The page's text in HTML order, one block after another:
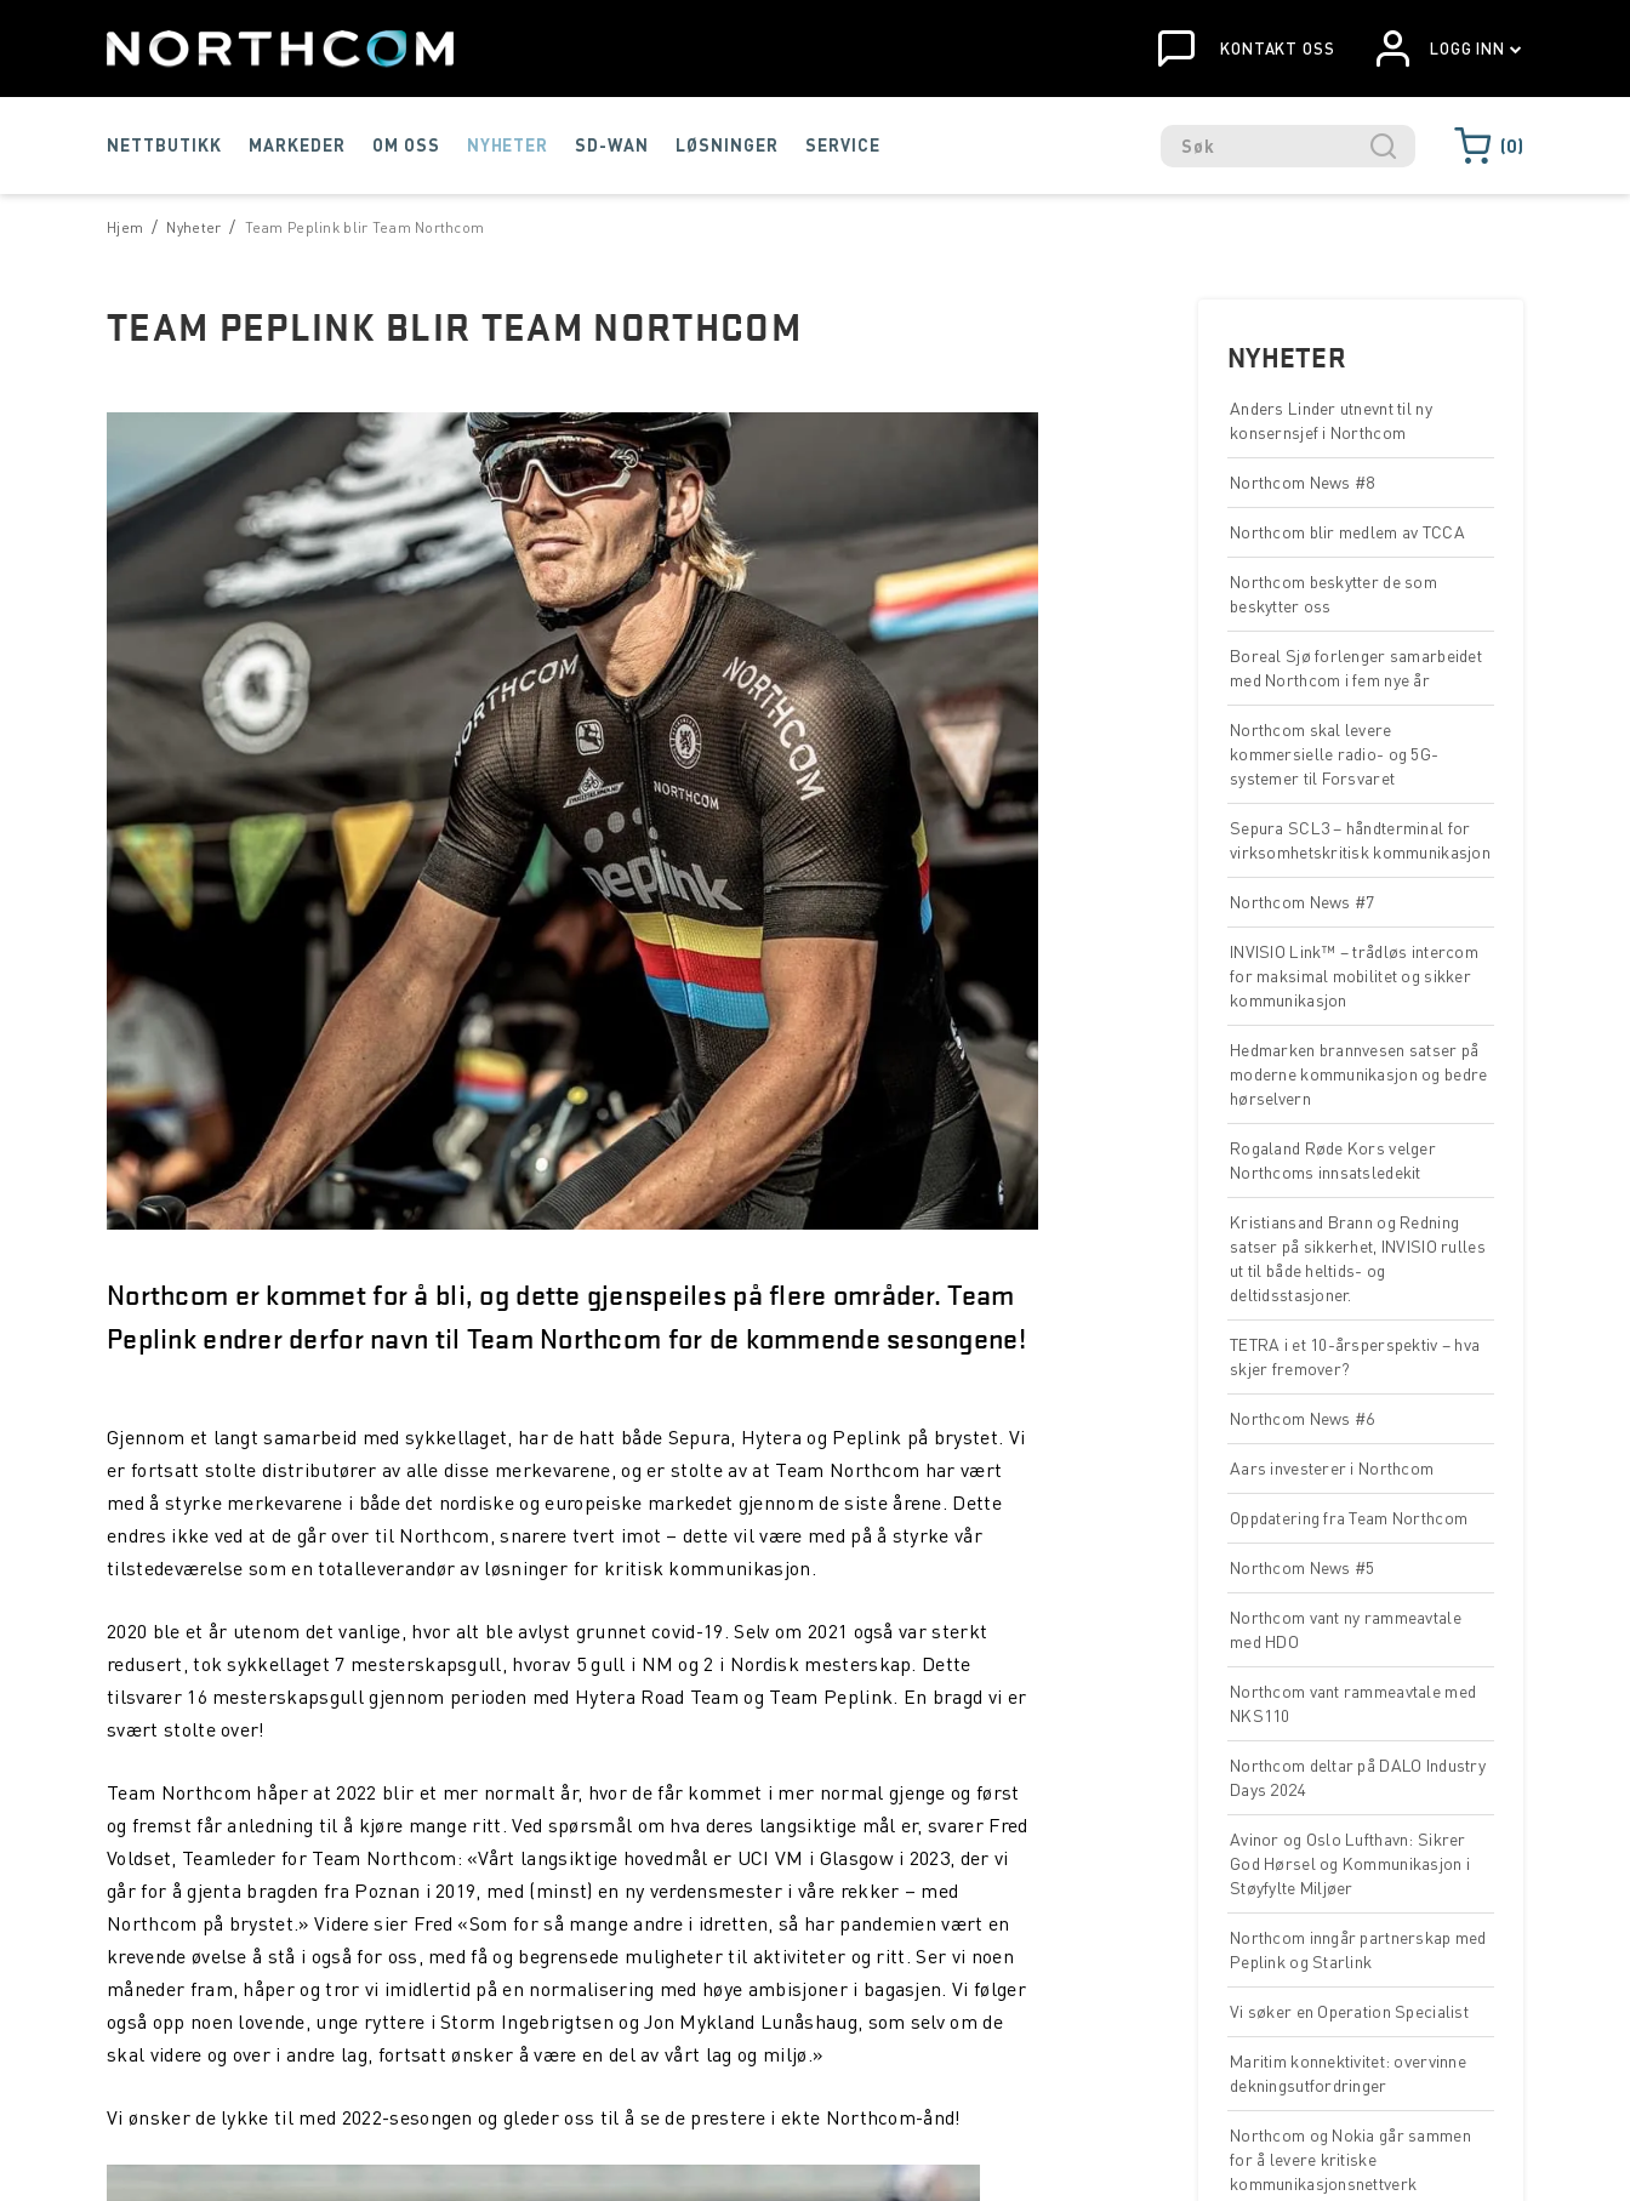
KONTAKT OSS LOGG INN
NETTBUTIKK MARKEDER OM OSS NYHETER SD-WAN LØSNINGER SERVICE 0
/
Hjem /
Nyheter Team Peplink blir Team Northcom
NYHETER
Anders Linder utnevnt til ny
konsernsjef i Northcom
Northcom News #8
Northcom blir medlem av TCCA
Northcom beskytter de som
beskytter oss
Boreal Sjø forlenger samarbeidet
med Northcom i fem nye år
Northcom skal levere
kommersielle radio- og 5G-
systemer til Forsvaret
Sepura SCL3 – håndterminal for
virksomhetskritisk kommunikasjon
Northcom News #7
INVISIO Link™ – trådløs intercom
for maksimal mobilitet og sikker
kommunikasjon
Hedmarken brannvesen satser på
moderne kommunikasjon og bedre
hørselvern
Rogaland Røde Kors velger
Northcoms innsatsledekit
Kristiansand Brann og Redning
satser på sikkerhet, INVISIO rulles
ut til både heltids- og
deltidsstasjoner.
TETRA i et 10-årsperspektiv – hva
skjer fremover?
Northcom News #6
Aars investerer i Northcom
Oppdatering fra Team Northcom
Northcom News #5
Northcom vant ny rammeavtale
med HDO
Northcom vant rammeavtale med
NKS110
Northcom deltar på DALO Industry
Days 2024
Avinor og Oslo Lufthavn: Sikrer
God Hørsel og Kommunikasjon i
Støyfylte Miljøer
Northcom inngår partnerskap med
Peplink og Starlink
Vi søker en Operation Specialist
Maritim konnektivitet: overvinne
dekningsutfordringer
Northcom og Nokia går sammen
for å levere kritiske
kommunikasjonsnettverk
TEAM PEPLINK BLIR TEAM NORTHCOM
Northcom er kommet for å bli, og dette gjenspeiles på flere områder. Team
Peplink endrer derfor navn til Team Northcom for de kommende sesongene!
Gjennom et langt samarbeid med sykkellaget, har de hatt både Sepura, Hytera og Peplink på brystet. Vi
er fortsatt stolte distributører av alle disse merkevarene, og er stolte av at Team Northcom har vært
med å styrke merkevarene i både det nordiske og europeiske markedet gjennom de siste årene. Dette
endres ikke ved at de går over til Northcom, snarere tvert imot – dette vil være med på å styrke vår
tilstedeværelse som en totalleverandør av løsninger for kritisk kommunikasjon.
2020 ble et år utenom det vanlige, hvor alt ble avlyst grunnet covid-19. Selv om 2021 også var sterkt
redusert, tok sykkellaget 7 mesterskapsgull, hvorav 5 gull i NM og 2 i Nordisk mesterskap. Dette
tilsvarer 16 mesterskapsgull gjennom perioden med Hytera Road Team og Team Peplink. En bragd vi er
svært stolte over!
Team Northcom håper at 2022 blir et mer normalt år, hvor de får kommet i mer normal gjenge og først
og fremst får anledning til å kjøre mange ritt. Ved spørsmål om hva deres langsiktige mål er, svarer Fred
Voldset, Teamleder for Team Northcom: «Vårt langsiktige hovedmål er UCI VM i Glasgow i 2023, der vi
går for å gjenta bragden fra Poznan i 2019, med (minst) en ny verdensmester i våre rekker – med
Northcom på brystet.» Videre sier Fred «Som for så mange andre i idretten, så har pandemien vært en
krevende øvelse å stå i også for oss, med få og begrensede muligheter til aktiviteter og ritt. Ser vi noen
måneder fram, håper og tror vi imidlertid på en normalisering med høye ambisjoner i bagasjen. Vi følger
også opp noen lovende, unge ryttere i Storm Ingebrigtsen og Jon Mykland Lunåshaug, som selv om de
skal videre og over i andre lag, fortsatt ønsker å være en del av vårt lag og miljø.»
Vi ønsker de lykke til med 2022-sesongen og gleder oss til å se de prestere i ekte Northcom-ånd!